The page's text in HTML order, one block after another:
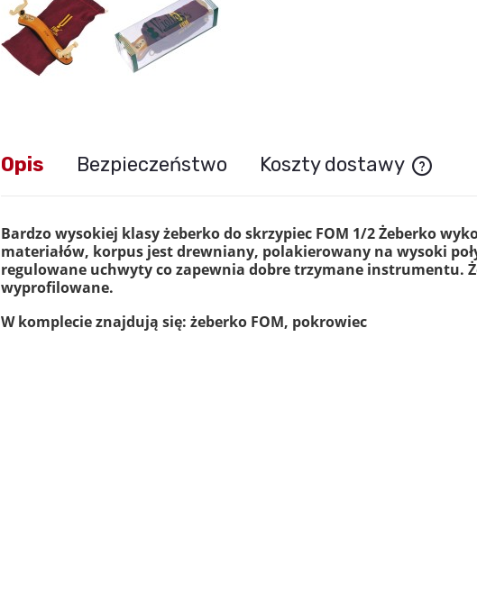
Opis Bezpieczeństwo Koszty dostawy
Bardzo wysokiej klasy żeberko do skrzypiec FOM 1/2 Żeberko
materiałów, korpus jest drewniany, polakierowany na wysoki
regulowane uchwyty co zapewnia dobre trzymane instrumentu.
wyprofilowane.
W komplecie znajdują się: żeberko FOM, pokrowiec